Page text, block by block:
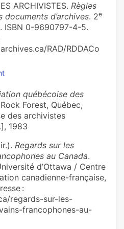
ARCHIVISTES. Règles
d’archives. 2e
ISBN 0-9690797-4-5.
RAD/RDDACo
québécoise des
Forest, Québec,
des archivistes
1983
Regards sur les
au Canada.
d’Ottawa / Centre
canadienne-française,
:
regards-sur-les-
francophones-au-